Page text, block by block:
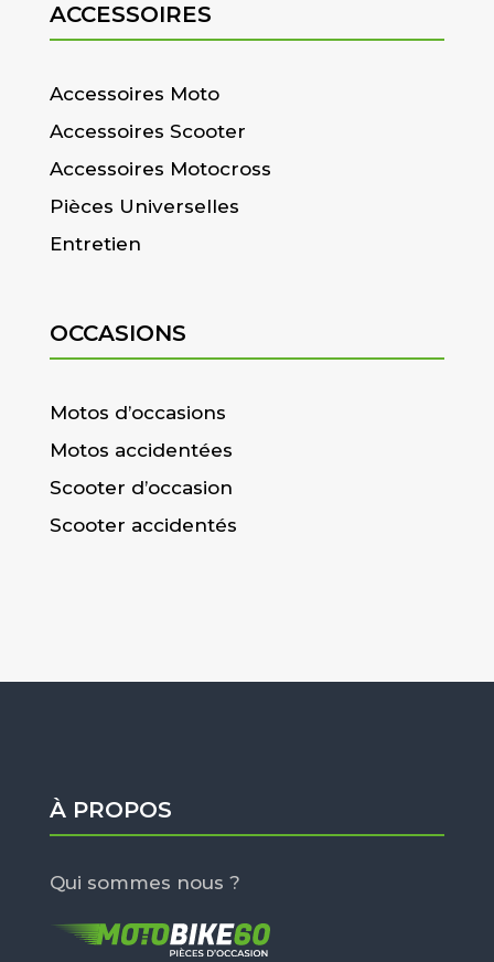
ACCESSOIRES
Accessoires Moto
Accessoires Scooter
Accessoires Motocross
Pièces Universelles
Entretien
OCCASIONS
Motos d’occasions
Motos accidentées
Scooter d’occasion
Scooter accidentés
À PROPOS
Qui sommes nous ?